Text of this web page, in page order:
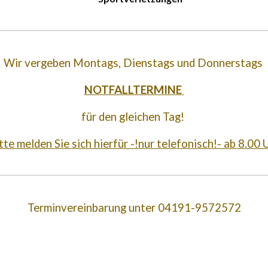
Wir vergeben Montags, Dienstags und Donnerstags
NOTFALLTERMINE
für den gleichen Tag!
melden Sie sich hierfür -!nur telefonisch!- ab 8.00
Terminvereinbarung unter 04191-9572572